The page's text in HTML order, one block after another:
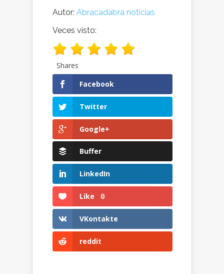
Autor: Abracadabra noticias
Veces visto:
Shares
Facebook
Twitter
Google+
Buffer
LinkedIn
Like 0
VKontakte
reddit